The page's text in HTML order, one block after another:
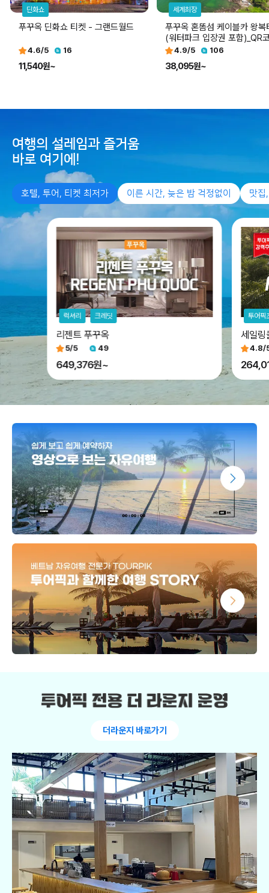
딘화쇼
푸꾸옥 딘화쇼 티켓 - 그랜드월드
4.6/5 16
11,540원~
세계최장
푸꾸옥 혼똠섬 케이블카 왕복티켓
(워터파크 입장권 포함)_QR
입장권
4.9/5 106
38,095원~
여행의 설레임과 즐거움
바로 여기에!
호텔, 투어, 티켓 최저가 이른 시간, 늦은 밤 걱정없이 맛집
럭셔리 크레딧
리젠트 푸꾸옥
5/5 49
649,376원~
투어픽
세일링
4.8/
더라운지 바로가기